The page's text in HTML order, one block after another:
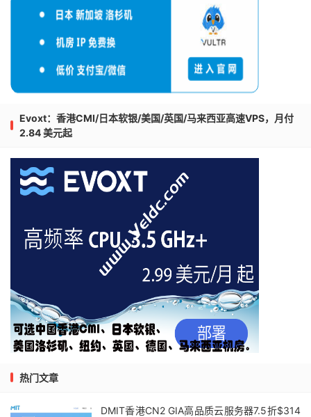
Evoxt：香港CMI/日本软银/美国/英国/马来西亚高速VPS，月付
2.84 美元起
热门文章
DMIT香港CN2 GIA高品质云服务器7.5折$314